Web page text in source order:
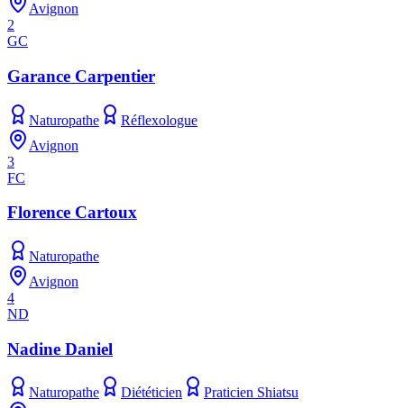
Avignon
2
GC
Garance Carpentier
Naturopathe
Réflexologue
Avignon
3
FC
Florence Cartoux
Naturopathe
Avignon
4
ND
Nadine Daniel
Naturopathe Diététicien
Praticien Shiatsu